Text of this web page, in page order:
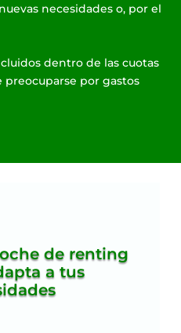
necesidades o, por el
dentro de las cuotas
preocuparse por gastos
de renting
a tus